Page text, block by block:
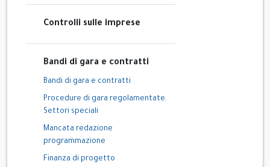
Controlli sulle imprese
Bandi di gara e contratti
Bandi di gara e contratti
Procedure di gara regolamentate.
Settori speciali
Mancata redazione
programmazione
Finanza di progetto